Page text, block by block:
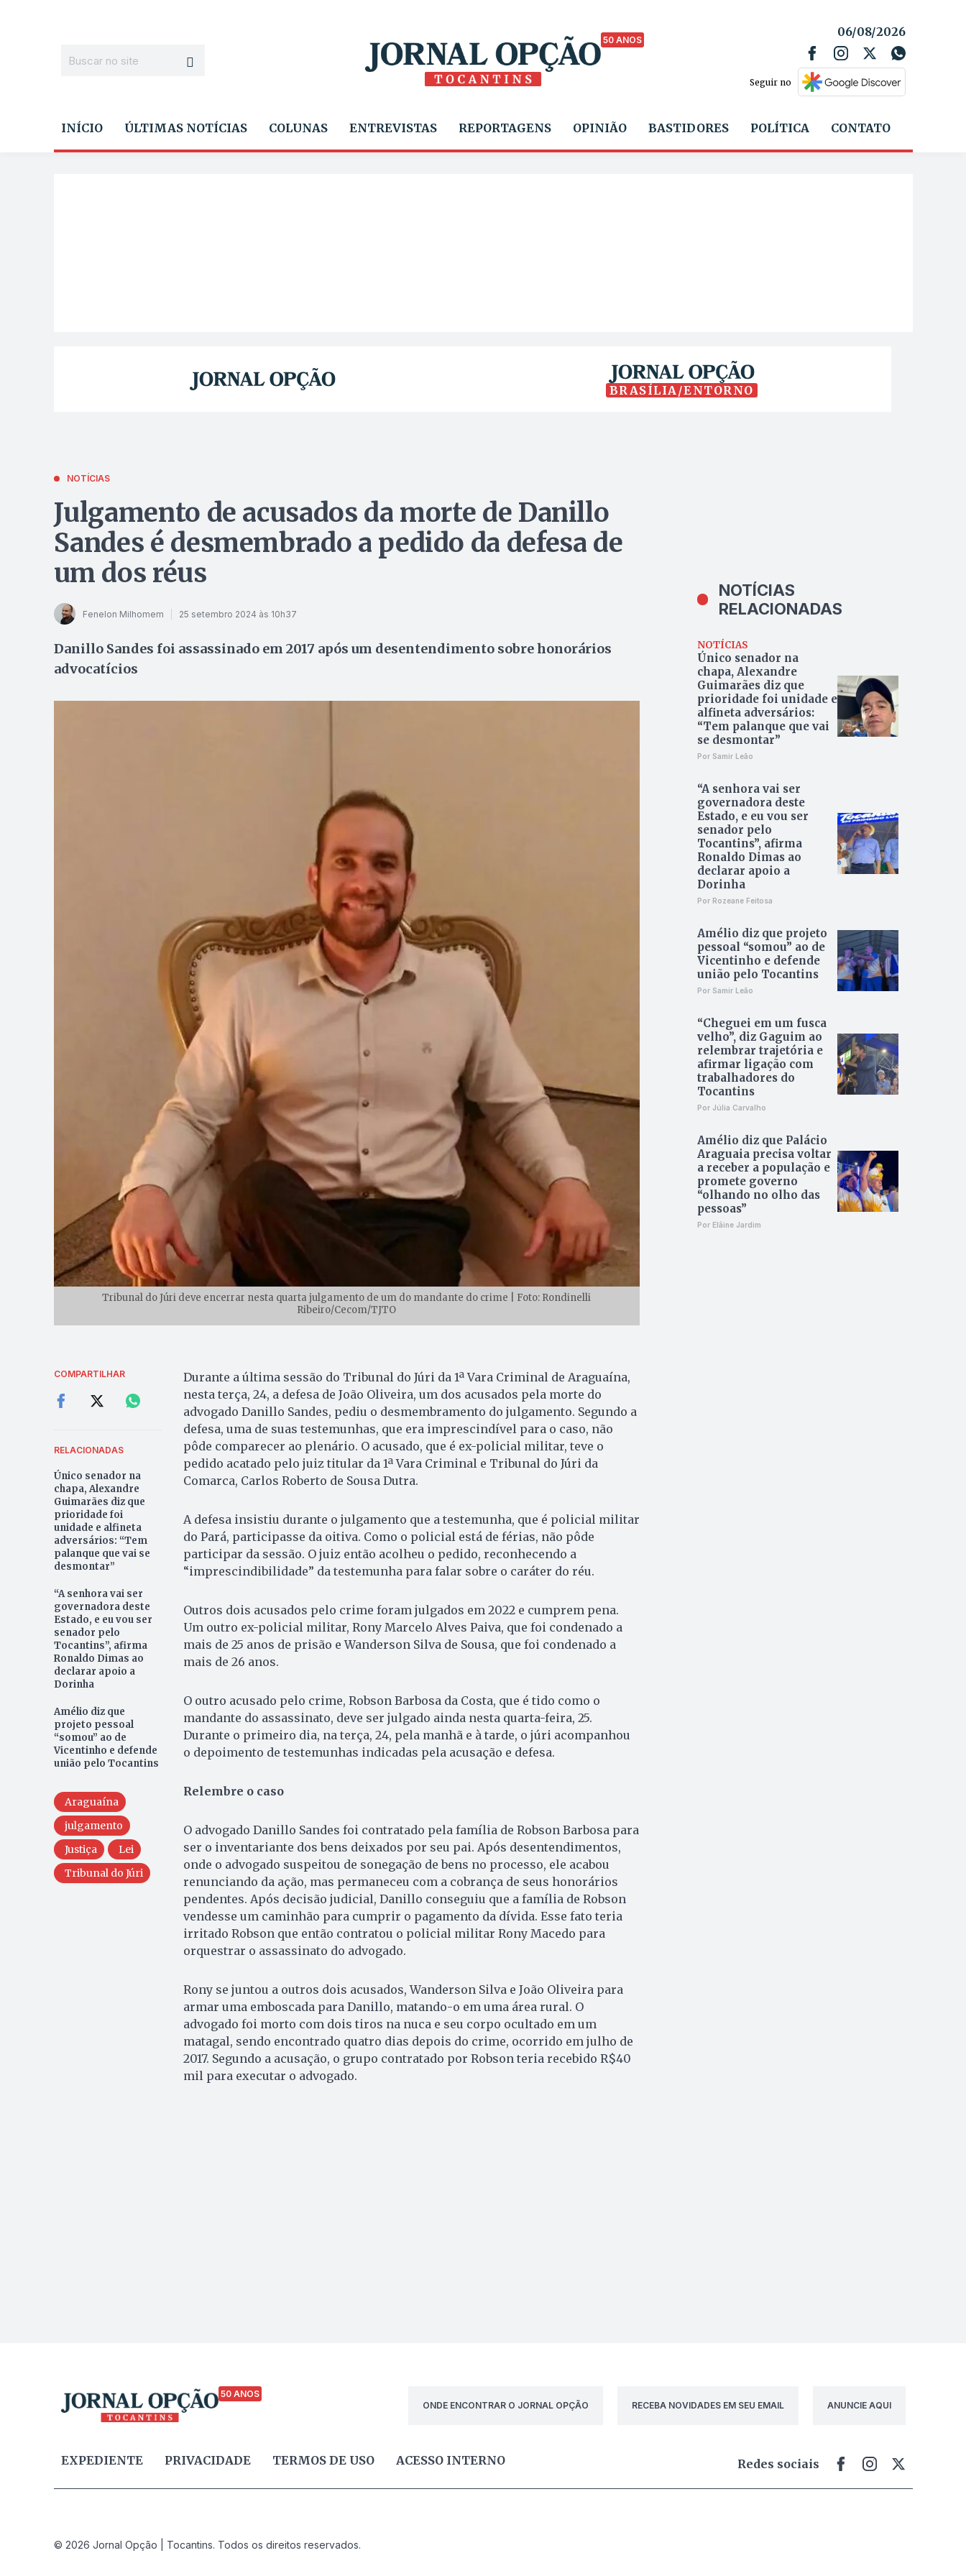
50 ANOS
06/08/2026
Seguir no
INÍCIO ÚLTIMAS NOTÍCIAS COLUNAS ENTREVISTAS REPORTAGENS OPINIÃO BASTIDORES POLÍTICA CONTATO
BRASÍLIA/ENTORNO
NOTÍCIAS
Julgamento de acusados da morte de Danillo
Sandes é desmembrado a pedido da defesa de
um dos réus
Fenelon Milhomem 25 setembro 2024 às 10h37
Danillo Sandes foi assassinado em 2017 após um desentendimento sobre honorários
advocatícios
Tribunal do Júri deve encerrar nesta quarta julgamento de um do mandante do crime | Foto: Rondinelli
Ribeiro/Cecom/TJTO
COMPARTILHAR
RELACIONADAS
Único senador na
chapa, Alexandre
Guimarães diz que
prioridade foi
unidade e alfineta
adversários: “Tem
palanque que vai se
desmontar”
“A senhora vai ser
governadora deste
Estado, e eu vou ser
senador pelo
Tocantins”, afirma
Ronaldo Dimas ao
declarar apoio a
Dorinha
Amélio diz que
projeto pessoal
“somou” ao de
Vicentinho e defende
união pelo Tocantins
Araguaína
julgamento
Justiça
Lei
Tribunal do Júri
Durante a última sessão do Tribunal do Júri da 1ª Vara Criminal de Araguaína,
nesta terça, 24, a defesa de João Oliveira, um dos acusados pela morte do
advogado Danillo Sandes, pediu o desmembramento do julgamento. Segundo a
defesa, uma de suas testemunhas, que era imprescindível para o caso, não
pôde comparecer ao plenário. O acusado, que é ex-policial militar, teve o
pedido acatado pelo juiz titular da 1ª Vara Criminal e Tribunal do Júri da
Comarca, Carlos Roberto de Sousa Dutra.
A defesa insistiu durante o julgamento que a testemunha, que é policial militar
do Pará, participasse da oitiva. Como o policial está de férias, não pôde
participar da sessão. O juiz então acolheu o pedido, reconhecendo a
“imprescindibilidade” da testemunha para falar sobre o caráter do réu.
Outros dois acusados pelo crime foram julgados em 2022 e cumprem pena.
Um outro ex-policial militar, Rony Marcelo Alves Paiva, que foi condenado a
mais de 25 anos de prisão e Wanderson Silva de Sousa, que foi condenado a
mais de 26 anos.
O outro acusado pelo crime, Robson Barbosa da Costa, que é tido como o
mandante do assassinato, deve ser julgado ainda nesta quarta-feira, 25.
Durante o primeiro dia, na terça, 24, pela manhã e à tarde, o júri acompanhou
o depoimento de testemunhas indicadas pela acusação e defesa.
Relembre o caso
O advogado Danillo Sandes foi contratado pela família de Robson Barbosa para
ser o inventariante dos bens deixados por seu pai. Após desentendimentos,
onde o advogado suspeitou de sonegação de bens no processo, ele acabou
renunciando da ação, mas permaneceu com a cobrança de seus honorários
pendentes. Após decisão judicial, Danillo conseguiu que a família de Robson
vendesse um caminhão para cumprir o pagamento da dívida. Esse fato teria
irritado Robson que então contratou o policial militar Rony Macedo para
orquestrar o assassinato do advogado.
Rony se juntou a outros dois acusados, Wanderson Silva e João Oliveira para
armar uma emboscada para Danillo, matando-o em uma área rural. O
advogado foi morto com dois tiros na nuca e seu corpo ocultado em um
matagal, sendo encontrado quatro dias depois do crime, ocorrido em julho de
2017. Segundo a acusação, o grupo contratado por Robson teria recebido R$40
mil para executar o advogado.
NOTÍCIAS
RELACIONADAS
NOTÍCIAS
Único senador na
chapa, Alexandre
Guimarães diz que
prioridade foi unidade e
alfineta adversários:
“Tem palanque que vai
se desmontar”
Por Samir Leão
“A senhora vai ser
governadora deste
Estado, e eu vou ser
senador pelo
Tocantins”, afirma
Ronaldo Dimas ao
declarar apoio a
Dorinha
Por Rozeane Feitosa
Amélio diz que projeto
pessoal “somou” ao de
Vicentinho e defende
união pelo Tocantins
Por Samir Leão
“Cheguei em um fusca
velho”, diz Gaguim ao
relembrar trajetória e
afirmar ligação com
trabalhadores do
Tocantins
Por Júlia Carvalho
Amélio diz que Palácio
Araguaia precisa voltar
a receber a população e
promete governo
“olhando no olho das
pessoas”
Por Elâine Jardim
50 ANOS
ONDE ENCONTRAR O JORNAL OPÇÃO
RECEBA NOVIDADES EM SEU EMAIL ANUNCIE AQUI
EXPEDIENTE PRIVACIDADE TERMOS DE USO ACESSO INTERNO Redes sociais
© 2026 Jornal Opção | Tocantins. Todos os direitos reservados.